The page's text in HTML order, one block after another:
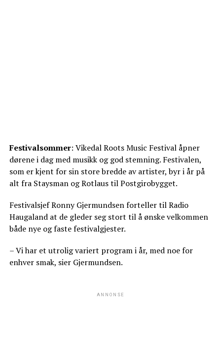
Festivalsommer: Vikedal Roots Music Festival åpner
dørene i dag med musikk og god stemning. Festivalen,
som er kjent for sin store bredde av artister, byr i år på
alt fra Staysman og Rotlaus til Postgirobygget.
Festivalsjef Ronny Gjermundsen forteller til Radio
Haugaland at de gleder seg stort til å ønske velkommen
både nye og faste festivalgjester.
– Vi har et utrolig variert program i år, med noe for
enhver smak, sier Gjermundsen.
ANNONSE